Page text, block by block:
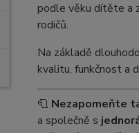
podle věku dítěte a
rodičů.
Na základě
kvalitu, funkčnost a
🧻 Nezapomeňte
a společně s